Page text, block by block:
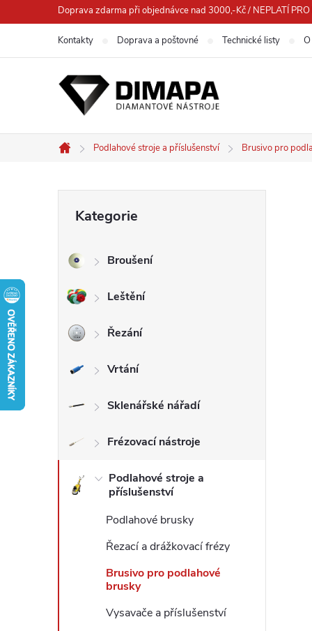
na
Doprava zdarma při objednávce nad 3000,-Kč / NEPLATÍ
Kontakty Doprava a poštovné Technické listy
Domů
Podlahové stroje a příslušenství Brusivo pro
s
a
n
n
kategorie
Kategorie
Broušení
Leštění
Řezání
Vrtání
Sklenářské nářadí
Frézovací nástroje
Podlahové stroje a
příslušenství
Podlahové brusky
Řezací a drážkovací frézy
Brusivo pro podlahové
brusky
Vysavače a příslušenství